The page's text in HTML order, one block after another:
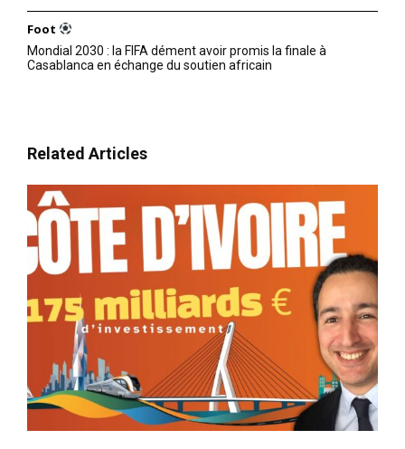
Foot
Mondial 2030 : la FIFA dément avoir promis la finale à
Casablanca en échange du soutien africain
Related Articles